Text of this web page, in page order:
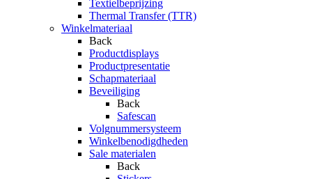
Textielbeprijzing
Thermal Transfer (TTR)
Winkelmateriaal
Back
Productdisplays
Productpresentatie
Schapmateriaal
Beveiliging
Back
Safescan
Volgnummersysteem
Winkelbenodigdheden
Sale materialen
Back